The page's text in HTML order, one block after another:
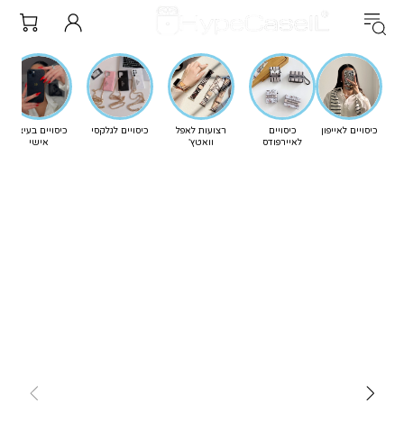
כיסויים לאייפון
כיסויים
לאיירפודס
רצועות לאפל
וואטץ'
כיסויים לגלקסי
כיסויים בעיצוב
אישי